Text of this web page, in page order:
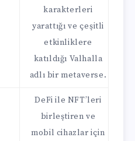
karakterleri
yarattığı ve çeşitli
etkinliklere
katıldığı Valhalla
adlı bir metaverse.
DeFi ile NFT’leri
birleştiren ve
mobil cihazlar için